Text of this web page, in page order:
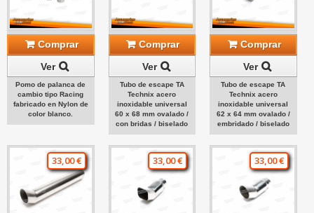
Comprar
Ver
Pomo de palanca de
cambio tipo Racing
fabricado en Nylon de
color blanco.
Comprar
Ver
Tubo de escape TA
Technix acero
inoxidable universal
60 x 68 mm ovalado /
con bridas / biselado
Comprar
Ver
Tubo de escape TA
Technix acero
inoxidable universal
62 x 64 mm ovalado /
embridado / biselado
33,00 € 33,00 € 33,00 €